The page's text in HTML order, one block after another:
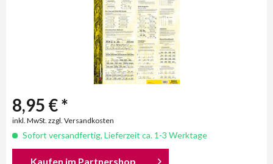
8,95 € *
inkl. MwSt. zzgl. Versandkosten
Sofort versandfertig, Lieferzeit ca. 1-3 Werktage
Kaufen im Partnershop